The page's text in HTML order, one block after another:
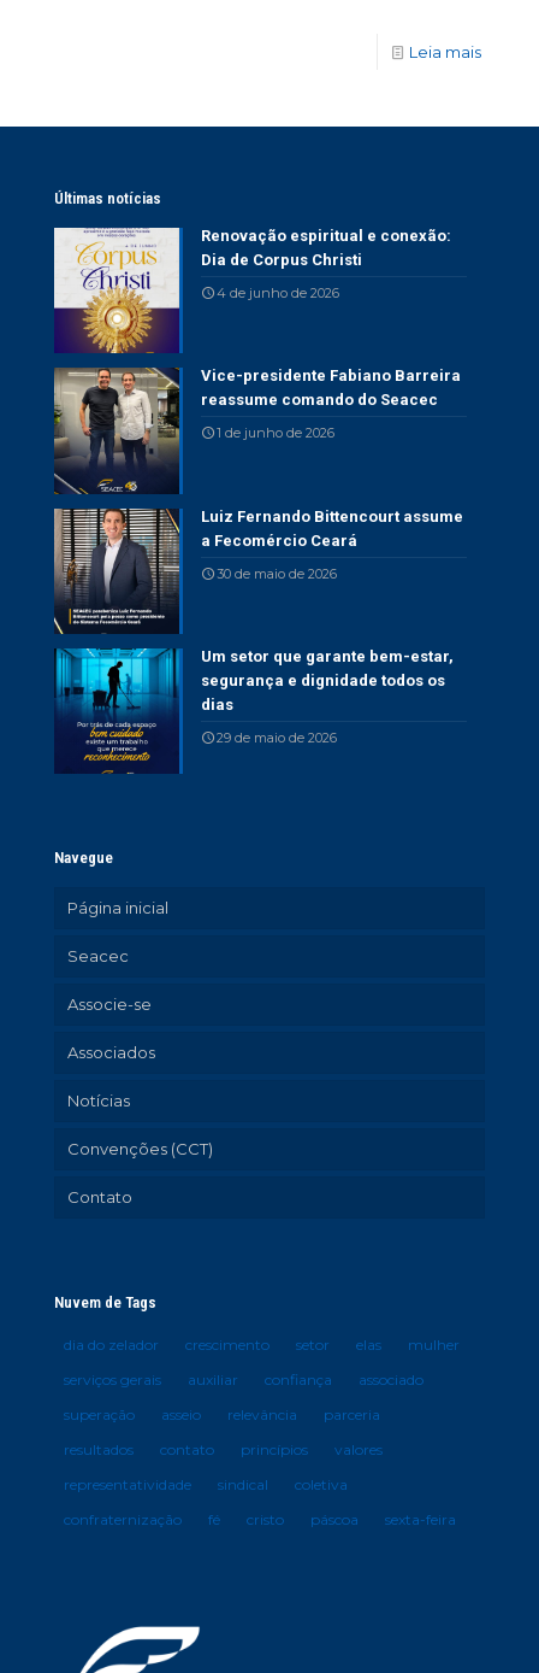
Leia mais
Últimas notícias
Renovação espiritual e conexão:
Dia de Corpus Christi
4 de junho de 2026
Vice-presidente Fabiano Barreira
reassume comando do Seacec
1 de junho de 2026
Luiz Fernando Bittencourt assume
a Fecomércio Ceará
30 de maio de 2026
Um setor que garante bem-estar,
segurança e dignidade todos os
dias
29 de maio de 2026
Navegue
Página inicial
Seacec
Associe-se
Associados
Notícias
Convenções (CCT)
Contato
Nuvem de Tags
dia do zelador crescimento setor elas
mulher
serviços gerais
auxiliar confiança
associado
superação
asseio relevância
parceria
resultados
contato princípios
valores
representatividade
sindical
coletiva
confraternização
fé cristo páscoa sexta-feira